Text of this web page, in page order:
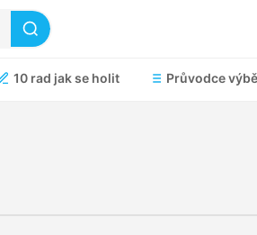
10 rad jak se holit Průvodce